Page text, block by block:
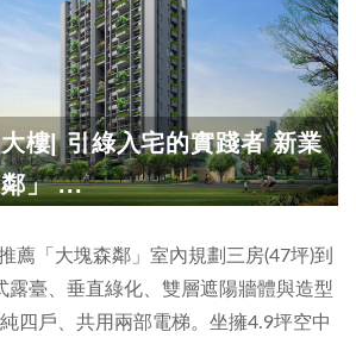
樓| 引綠入宅的實踐者 新業
」 ...
薦「大塊森鄰」室內規劃三房(47坪)到
露臺、垂直綠化、雙層遮陽牆體與造型
四戶、共用兩部電梯。坐擁4.9坪空中